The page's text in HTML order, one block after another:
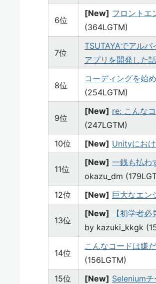
6位
[New] フロントエ
(364LGTM)
7位
TSUTAYAでアル
アプリを開発した話
8位
コーディングを始
(254LGTM)
9位
[New] re: こんな
(247LGTM)
10位
[New] Unityにお
11位
[New] 一銭も払わ
okazu_dm
12位
[New] 巨大なエン
13位
[New]
【初学者
by kazuki_kkgk
14位
こんなコードは嫌
(156LGTM)
15位
[New] Seleniumチ